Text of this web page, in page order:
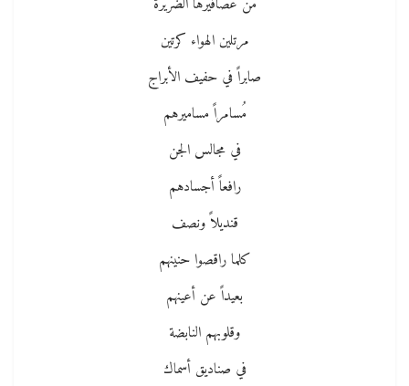
مرتلين الهواء كرتين
صابراً في حفيف الأبراج
مُسامراً مساميرهم
في مجالس الجن
رافعاً أجسادهم
قنديلاً ونصف
كلما راقصوا حنينهم
بعيداً عن أعينهم
وقلوبهم النابضة
في صناديق أسماك